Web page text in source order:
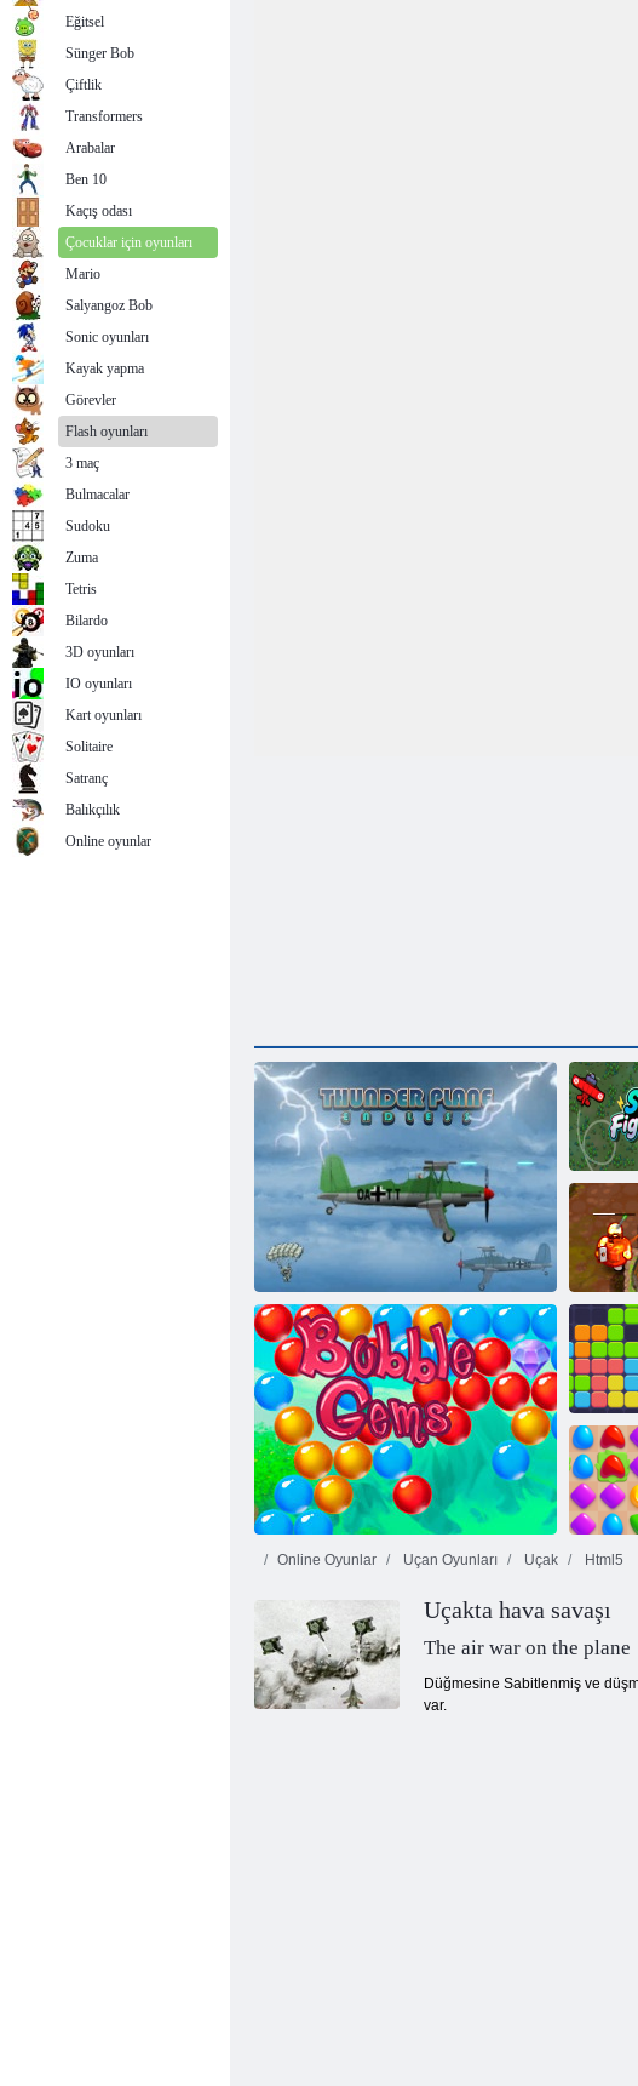
Gök gürültüsü uçağı
Lanetli
Online Oyunlar Uçan Oyunları Uçak Html5
Uçakta hava savaşı
The air war on the plane
Düğmesine Sabitlenmiş ve
var.
Eğitsel
Sünger Bob
Çiftlik
Transformers
Arabalar
Ben 10
Kaçış odası
Çocuklar için oyunları
Mario
Salyangoz Bob
Sonic oyunları
Kayak yapma
Görevler
Flash oyunları
3 maç
Bulmacalar
Sudoku
Zuma
Tetris
Bilardo
3D oyunları
IO oyunları
Kart oyunları
Solitaire
Satranç
Balıkçılık
Online oyunlar